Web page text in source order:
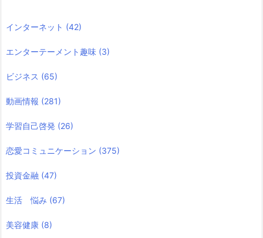
インターネット (42)
エンターテーメント趣味 (3)
ビジネス (65)
動画情報 (281)
学習自己啓発 (26)
恋愛コミュニケーション (375)
投資金融 (47)
生活 悩み (67)
美容健康 (8)